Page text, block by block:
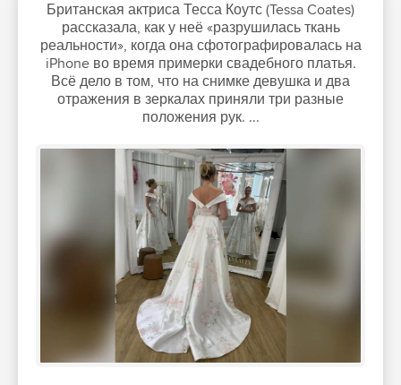
Британская актриса Тесса Коутс (Tessa Coates)
рассказала, как у неё «разрушилась ткань
реальности», когда она сфотографировалась на
iPhone во время примерки свадебного платья.
Всё дело в том, что на снимке девушка и два
отражения в зеркалах приняли три разные
положения рук. ...